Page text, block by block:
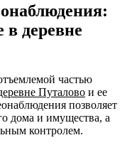
деревне
частью
Путалово и ее
позволяет
дома и имущества, а
контролем.